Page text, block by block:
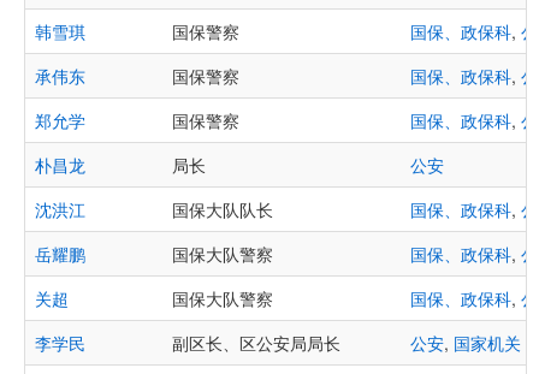
韩雪琪
国保警察 国保、政保科,
承伟东
国保警察 国保、政保科,
郑允学
国保警察 国保、政保科,
朴昌龙
局长
公安
沈洪江
国保大队队长 国保、政保科,
岳耀鹏
国保大队警察 国保、政保科,
关超
国保大队警察 国保、政保科,
李学民
副区长、区公安局局长 公安, 国家机关